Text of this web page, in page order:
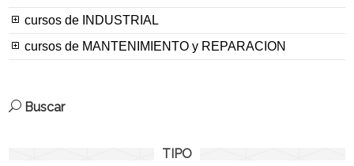
cursos de INDUSTRIAL
cursos de MANTENIMIENTO y REPARACION
Buscar
TIPO